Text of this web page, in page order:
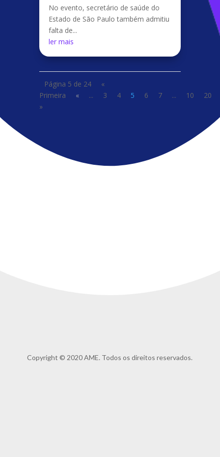
No evento, secretário de saúde do
Estado de São Paulo também admitiu
falta de...
ler mais
Página 5 de 24
«
Primeira
« ... 3 4 5 6 7 ... 10
20
»
Copyright © 2020 AME. Todos os direitos reservados.